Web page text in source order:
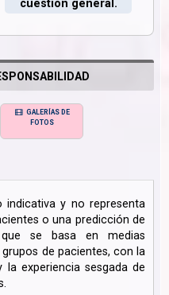
cuestión general.
GALERÍAS DE
FOTOS
indicativa y no representa
o una predicción de
se basa en medias
de pacientes, con la
la experiencia sesgada de